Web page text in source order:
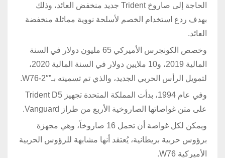
الحاجة إلى صاروخ Trident جديد منخفض العائد، وذلك
بهدف ردع استخدام الخصم لأسلحة نووية مماثلة منخفضة
العائد.
وخصص الكونجرس الأميركي 65 مليون دولار في السنة
المالية 2019، و10 ملايين دولار في السنة المالية 2020،
لتمويل الرأس الحربي الجديد، والذي تم تسميته بـ”W76-2″.
وفي عام 1994، بدأت المملكة المتحدة تجهيز Trident D5
على متن غواصاتها الصاروخية الأربع من طراز Vanguard.
ويمكن لكل غواصة أن تحمل 16 صاروخاً، وهي مجهزة
برؤوس حربية بريطانية، يُعتقد أنها مشابهة للرؤوس الحربية
الأميركية W76.